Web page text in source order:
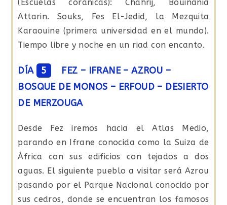
(Escuelas coránicas): Chahrij, Bouinania
Attarin. Souks, Fes El-Jedid, la Mezquita
Karaouine (primera universidad en el mundo).
Tiempo libre y noche en un riad con encanto.
DÍA 5
FEZ – IFRANE – AZROU –
BOSQUE DE MONOS – ERFOUD – DESIERTO
DE MERZOUGA
Desde Fez iremos hacia el Atlas Medio,
parando en Ifrane conocida como la Suiza de
África con sus edificios con tejados a dos
aguas. El siguiente pueblo a visitar será Azrou
pasando por el Parque Nacional conocido por
sus cedros, donde se encuentran los famosos